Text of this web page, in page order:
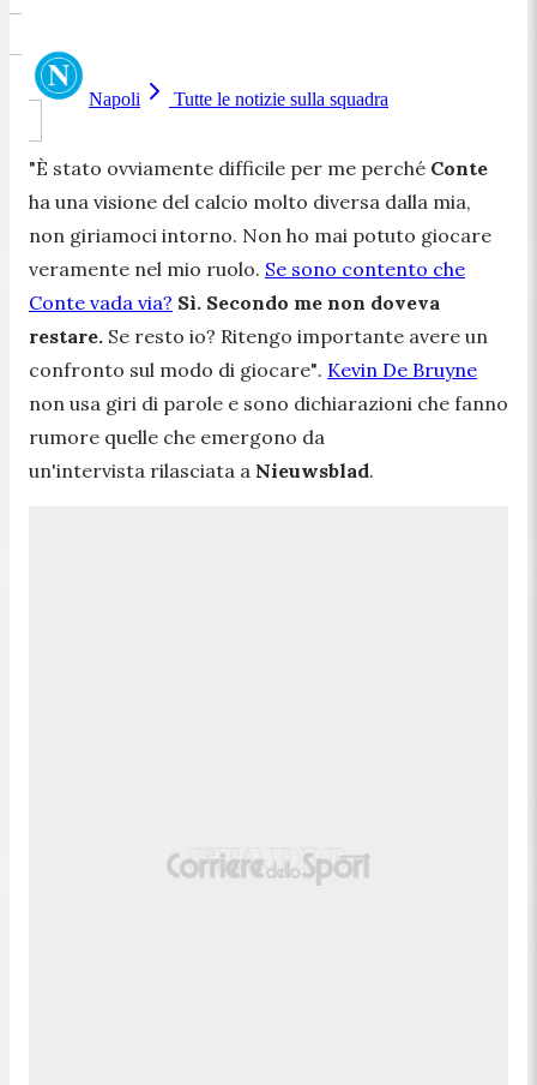
Napoli Tutte le notizie sulla squadra
"È stato ovviamente difficile per me perché Conte
ha una visione del calcio molto diversa dalla mia,
non giriamoci intorno. Non ho mai potuto giocare
veramente nel mio ruolo. Se sono contento che
Conte vada via? Sì. Secondo me non doveva
restare. Se resto io? Ritengo importante avere un
confronto sul modo di giocare". Kevin De Bruyne
non usa giri di parole e sono dichiarazioni che fanno
rumore quelle che emergono da
un'intervista rilasciata a Nieuwsblad.